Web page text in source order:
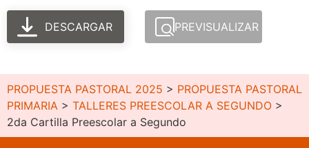
DESCARGAR PREVISUALIZAR
PROPUESTA PASTORAL 2025 > PROPUESTA PASTORAL
PRIMARIA > TALLERES PREESCOLAR A SEGUNDO >
2da Cartilla Preescolar a Segundo